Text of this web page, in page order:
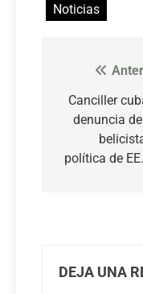
Noticias
de
entradas
Canciller
denuncia
política de
DEJA UNA